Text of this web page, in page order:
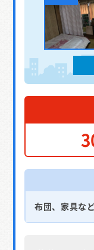
布団、家具な